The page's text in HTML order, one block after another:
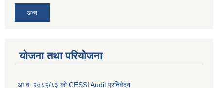
अन्य
योजना तथा परियोजना
आ.व. २०८२/८३ को GESSI Audit प्रतिवेदन